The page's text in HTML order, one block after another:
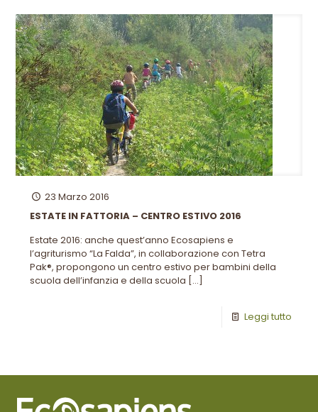
23 Marzo 2016
ESTATE IN FATTORIA – CENTRO ESTIVO 2016
Estate 2016: anche quest’anno Ecosapiens e
l’agriturismo “La Falda”, in collaborazione con Tetra
Pak®, propongono un centro estivo per bambini della
scuola dell’infanzia e della scuola […]
Leggi tutto